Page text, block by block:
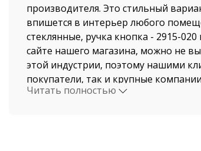
производителя. Это стильный
впишется в интерьер любого
стеклянные, ручка кнопка - 2915-
сайте нашего магазина, можно не
этой индустрии, поэтому нашими
покупатели, так и крупные
Читать полностью